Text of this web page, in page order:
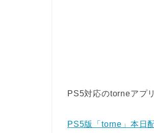
PS5対応のtorneアプ
PS5版「torne」本日